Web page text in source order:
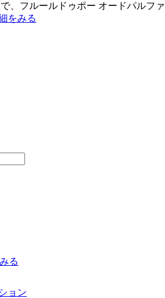
、フルールドゥポー オードパルファ
をみる
る
ョン